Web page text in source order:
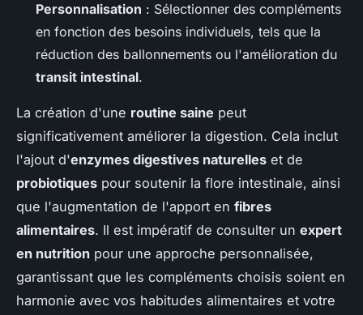
Personnalisation : Sélectionner des compléments
en fonction des besoins individuels, tels que la
réduction des ballonnements ou l'amélioration du
transit intestinal.
La création d'une routine saine peut
significativement améliorer la digestion. Cela inclut
l'ajout d'enzymes digestives naturelles et de
probiotiques pour soutenir la flore intestinale, ainsi
que l'augmentation de l'apport en fibres
alimentaires. Il est impératif de consulter un expert
en nutrition pour une approche personnalisée,
garantissant que les compléments choisis soient en
harmonie avec vos habitudes alimentaires et votre